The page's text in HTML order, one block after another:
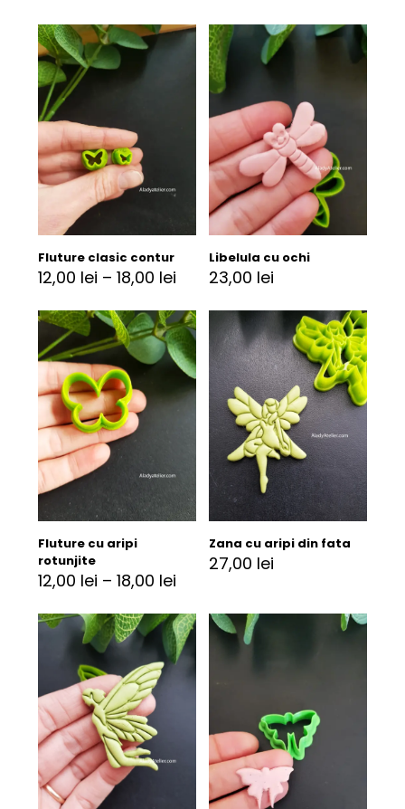
Fluture clasic contur
12,00 lei – 18,00 lei
Libelula cu ochi
23,00 lei
Fluture cu aripi
rotunjite
12,00 lei – 18,00 lei
Zana cu aripi din fata
27,00 lei